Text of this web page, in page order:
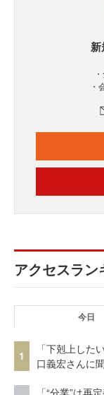
新
・
アクセスラン
今日
1
「下剋上した
口義宏さんに
「“分業”は再